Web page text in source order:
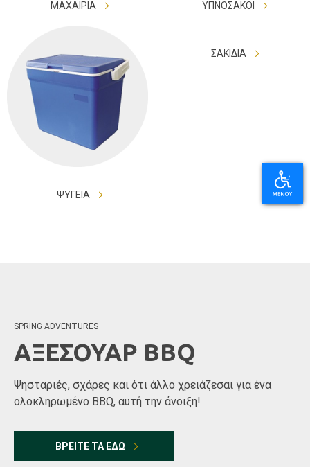
ΜΑΧΑΙΡΙΑ ΥΠΝΟΣΑΚΟΙ
ΨΥΓΕΙΑ
ΣΑΚΙΔΙΑ
SPRING ADVENTURES
ΑΞΕΣΟΥΑΡ BBQ
Ψησταριές, σχάρες και ότι άλλο χρειάζεσαι για ένα
ολοκληρωμένο BBQ, αυτή την άνοιξη!
ΒΡΕΙΤΕ ΤΑ ΕΔΩ